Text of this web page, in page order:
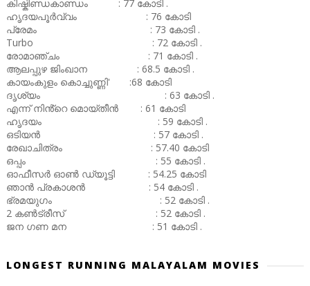
കിഷ്കിണ്ഡകാണ്ഡം : 77 കോടി .
ഹൃദയപൂർവ്വം : 76 കോടി
പ്രേമം : 73 കോടി .
Turbo : 72 കോടി .
രോമാഞ്ചം : 71 കോടി .
ആലപ്പുഴ ജിംഖാന : 68.5 കോടി .
കായംകുളം കൊച്ചുണ്ണി' :68 കോടി
ദൃശ്യം : 63 കോടി .
എന്ന് നിൻ്റെ മൊയ്തീൻ : 61 കോടി
ഹൃദയം : 59 കോടി .
ഒടിയൻ : 57 കോടി .
രേഖാചിത്രം : 57.40 കോടി
ഒപ്പം : 55 കോടി .
ഓഫീസർ ഓൺ ഡ്യൂട്ടി : 54.25 കോടി
ഞാൻ പ്രകാശൻ : 54 കോടി .
ഭ്രമയുഗം : 52 കോടി .
2 കൺട്രീസ് : 52 കോടി .
ജന ഗണ മന : 51 കോടി .
LONGEST RUNNING MALAYALAM MOVIES